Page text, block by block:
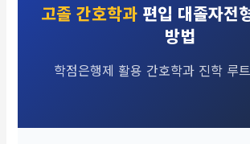
고졸 간호학과편입 대졸자전
방법
학점은행제 활용 간호학과 진학 루